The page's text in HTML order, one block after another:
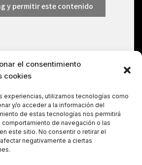
el consentimiento
cookies
experiencias, utilizamos tecnologías como
y/o acceder a la información del
de estas tecnologías nos permitirá
de navegación o las
este sitio. No consentir o retirar el
negativamente a ciertas
y permitir este contenido